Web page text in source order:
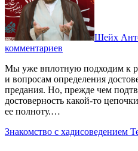
Шейх
комментариев
Мы уже вплотную подходим к разбору цепочек передатчиков
и вопросам определения
предания. Но, прежде чем
достоверность какой-то
ее полноту.…
Знакомство с хадисоведением